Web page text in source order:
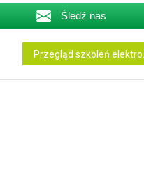
Śledź nas